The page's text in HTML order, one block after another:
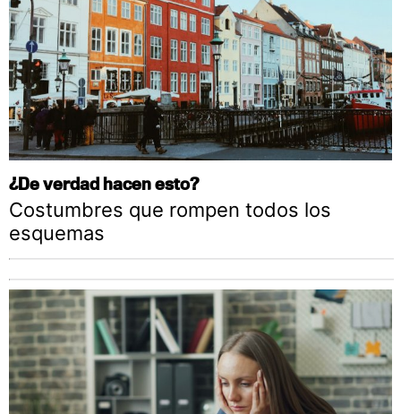
¿De verdad hacen esto?
Costumbres que rompen todos los
esquemas